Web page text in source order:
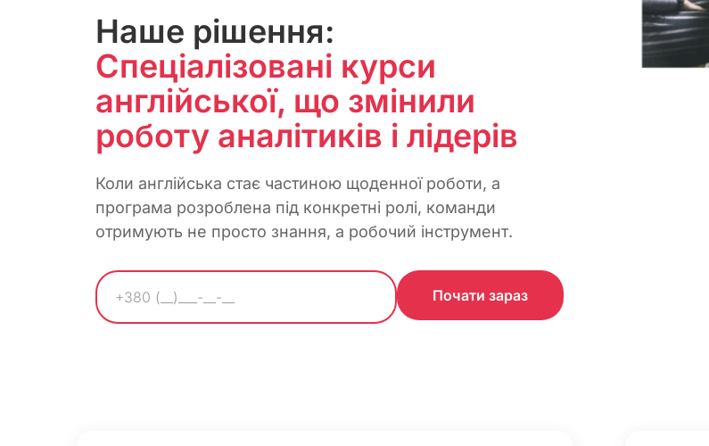
Наше рішення:
Спеціалізовані курси
англійської, що змінили
роботу аналітиків і лідерів
Коли англійська стає частиною щоденної роботи, а
програма розроблена під конкретні ролі, команди
отримують не просто знання, а робочий інструмент.